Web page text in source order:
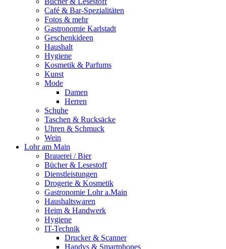
Café & Bar-Spezialitäten
Fotos & mehr
Gastronomie Karlstadt
Geschenkideen
Haushalt
Hygiene
Kosmetik & Parfums
Kunst
Mode
Damen
Herren
Schuhe
Taschen & Rucksäcke
Uhren & Schmuck
Wein
Lohr am Main
Brauerei / Bier
Bücher & Lesestoff
Dienstleistungen
Drogerie & Kosmetik
Gastronomie Lohr a.Main
Haushaltswaren
Heim & Handwerk
Hygiene
IT-Technik
Drucker & Scanner
Handys & Smartphones